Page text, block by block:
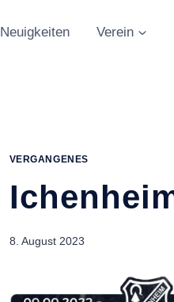
Neuigkeiten Verein
VERGANGENES
8. August 2023